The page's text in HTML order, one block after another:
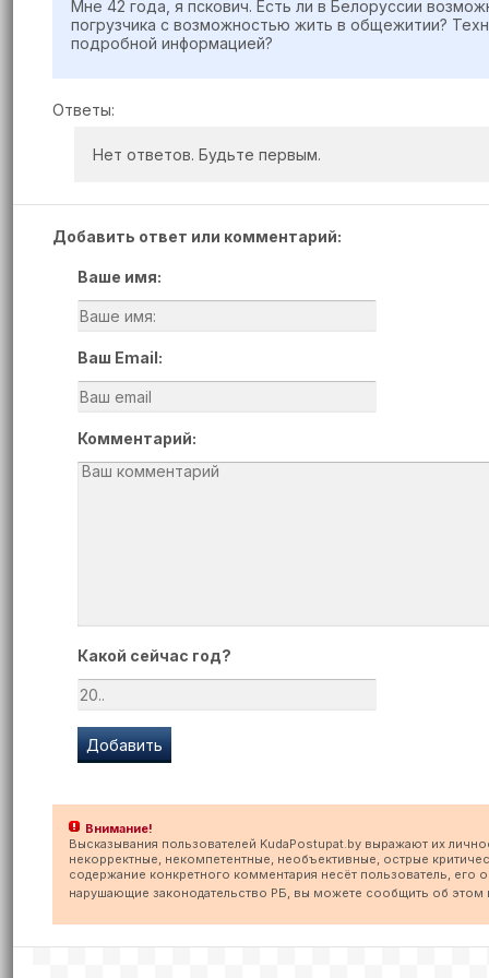
Мне 42 года, я пскович. Есть ли в Белоруссии
погрузчика с возможностью жить в общежитии?
подробной информацией?
Ответы:
Нет ответов. Будьте первым.
Добавить ответ или комментарий:
Ваше имя:
Ваш Email:
Комментарий:
Какой сейчас год?
Внимание!
Высказывания пользователей KudaPostupat.by выражают их
некорректные, некомпетентные, необъективные, острые
содержание конкретного комментария несёт пользователь, его
нарушающие законодательство РБ, вы можете сообщить об этом